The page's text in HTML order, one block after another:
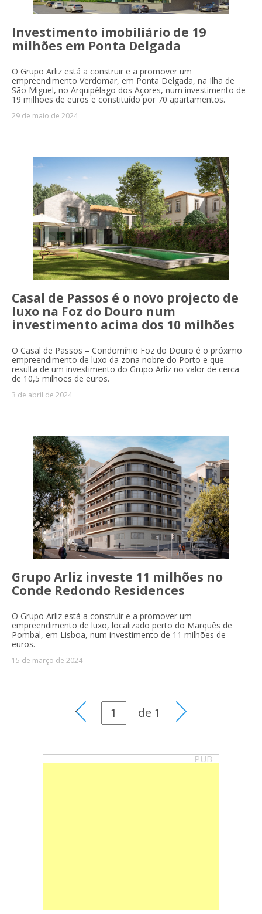
Investimento imobiliário de 19
milhões em Ponta Delgada
O Grupo Arliz está a construir e a promover um
empreendimento Verdomar, em Ponta Delgada, na Ilha de
São Miguel, no Arquipélago dos Açores, num investimento de
19 milhões de euros e constituído por 70 apartamentos.
29 de maio de 2024
Casal de Passos é o novo projecto de
luxo na Foz do Douro num
investimento acima dos 10 milhões
O Casal de Passos – Condomínio Foz do Douro é o próximo
empreendimento de luxo da zona nobre do Porto e que
resulta de um investimento do Grupo Arliz no valor de cerca
de 10,5 milhões de euros.
3 de abril de 2024
Grupo Arliz investe 11 milhões no
Conde Redondo Residences
O Grupo Arliz está a construir e a promover um
empreendimento de luxo, localizado perto do Marquês de
Pombal, em Lisboa, num investimento de 11 milhões de
euros.
15 de março de 2024
de 1
PUB